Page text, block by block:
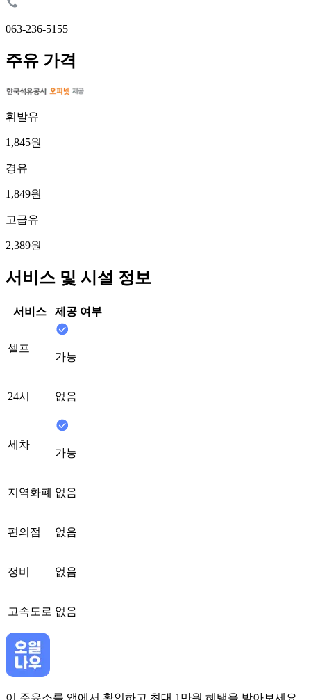
063-236-5155
주유 가격
휘발유
1,845원
경유
1,849원
고급유
2,389원
서비스 및 시설 정보
서비스 제공 여부
셀프
가능
24시 없음
세차
가능
지역화폐 없음
편의점 없음
정비 없음
고속도로 없음